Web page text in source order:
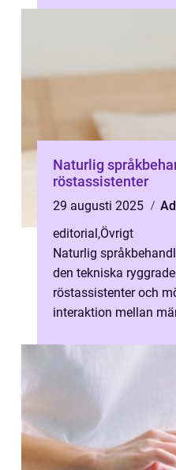
Naturlig
röstassistenter
29 augusti 2025
editorial,Övrigt
Naturlig
den tekniska
röstassistenter och
interaktion mellan